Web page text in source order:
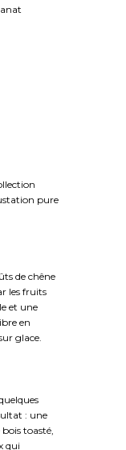
pure
de chêne
les fruits
et une
en
glace.
: une
toasté,
qui